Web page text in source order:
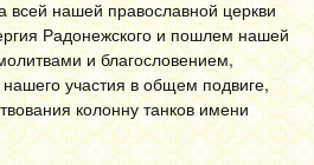
всей нашей православной церкви
Радонежского и пошлем нашей
и благословением,
участия в общем подвиге,
колонну танков имени